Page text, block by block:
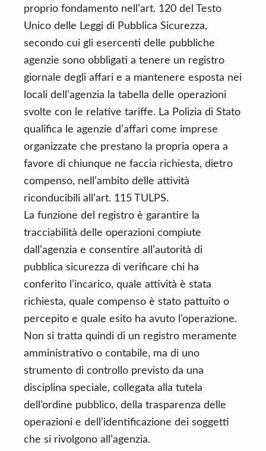
proprio fondamento nell’art. 120 del Testo
Unico delle Leggi di Pubblica Sicurezza,
secondo cui gli esercenti delle pubbliche
agenzie sono obbligati a tenere un registro
giornale degli affari e a mantenere esposta nei
locali dell’agenzia la tabella delle operazioni
svolte con le relative tariffe. La Polizia di Stato
qualifica le agenzie d’affari come imprese
organizzate che prestano la propria opera a
favore di chiunque ne faccia richiesta, dietro
compenso, nell’ambito delle attività
riconducibili all’art. 115 TULPS.
La funzione del registro è garantire la
tracciabilità delle operazioni compiute
dall’agenzia e consentire all’autorità di
pubblica sicurezza di verificare chi ha
conferito l’incarico, quale attività è stata
richiesta, quale compenso è stato pattuito o
percepito e quale esito ha avuto l’operazione.
Non si tratta quindi di un registro meramente
amministrativo o contabile, ma di uno
strumento di controllo previsto da una
disciplina speciale, collegata alla tutela
dell’ordine pubblico, della trasparenza delle
operazioni e dell’identificazione dei soggetti
che si rivolgono all’agenzia.